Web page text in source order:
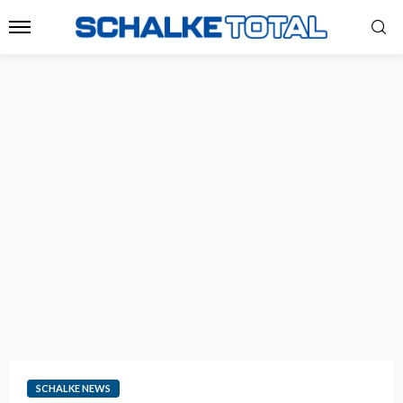
SCHALKE NEWS